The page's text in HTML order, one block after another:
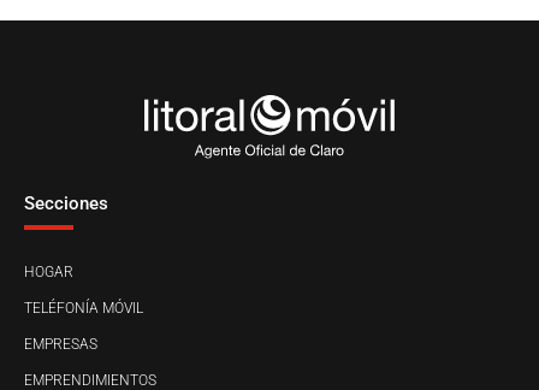
Secciones
HOGAR
TELÉFONÍA MÓVIL
EMPRESAS
EMPRENDIMIENTOS